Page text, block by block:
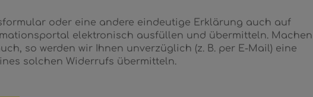
oder eine andere eindeutige Erklärung auch auf
elektronisch ausfüllen und übermitteln. Machen
so werden wir Ihnen unverzüglich (z. B. per E-Mail) eine
solchen Widerrufs übermitteln.